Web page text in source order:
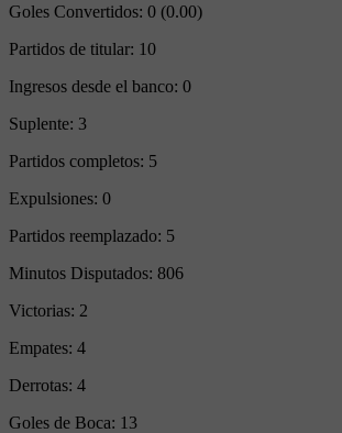
Goles Convertidos: 0 (0.00)
Partidos de titular: 10
Ingresos desde el banco: 0
Suplente: 3
Partidos completos: 5
Expulsiones: 0
Partidos reemplazado: 5
Minutos Disputados: 806
Victorias: 2
Empates: 4
Derrotas: 4
Goles de Boca: 13